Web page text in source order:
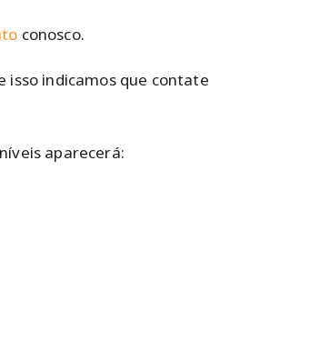
conosco.
isso indicamos que contate
aparecerá: